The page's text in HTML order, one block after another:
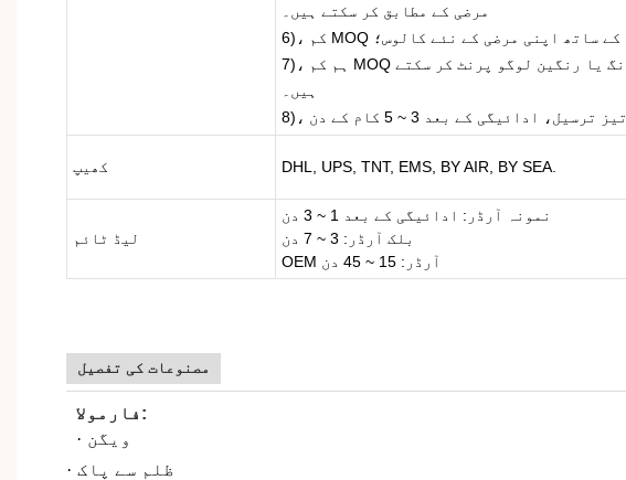
مرضی کے مطابق کر سکتے ہیں۔
6)، کم MOQ کے ساتھ اپنی مرضی کے نئے کالوس؛
7)، ہم کم MOQ کے ساتھ آپ کے لیے سنگل رنگ یا رنگین لوگو پرنٹ کر سکتے
ہیں۔
8)، تیز ترسیل، ادائیگی کے بعد 3 ~ 5 کام کے دن
کھیپ DHL, UPS, TNT, EMS, BY AIR, BY SEA.
لیڈ ٹائم
نمونہ آرڈر: ادائیگی کے بعد 1 ~ 3 دن
بلک آرڈر: 3 ~ 7 دن
OEM آرڈر: 15 ~ 45 دن
مصنوعات کی تفصیل
فارمولا:
· ویگن
· ظلم سے پاک